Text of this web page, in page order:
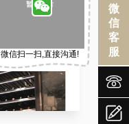
成功案例分享：订制社交会所防潮酒窖，武隆酒窖订制会所供应商独家揭秘
微
信
客
服
微信扫一扫,直接沟通!


